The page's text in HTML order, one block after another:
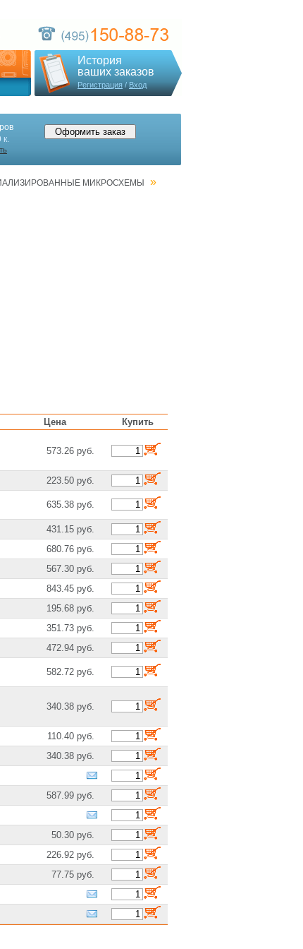
История
ваших заказов
Регистрация/Вход
к.
МИКРОСХЕМЫ »
Цена Купить
573.26 руб.
223.50 руб.
635.38 руб.
431.15 руб.
680.76 руб.
567.30 руб.
843.45 руб.
195.68 руб.
351.73 руб.
472.94 руб.
582.72 руб.
340.38 руб.
110.40 руб.
340.38 руб.
587.99 руб.
50.30 руб.
226.92 руб.
77.75 руб.